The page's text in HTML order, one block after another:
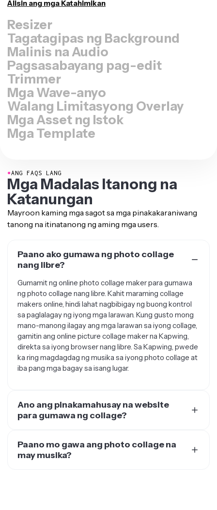
I-resize ang Video
Tagatagipas ng Background
Malinis na Audio
Pagsasabayang pag-edit
Trimmer
Mga Wave-anyo
Walang Limitasyong Overlay
Mga Asset ng Istok
Mga Template
Mga Madalas Itanong na
Katanungan
Mayroon kaming mga sagot sa mga pinakakaraniwang
tanong na itinatanong ng aming mga users.
nang libre?
ng photo collage nang libre. Kahit maraming collage
makers online, hindi lahat nagbibigay ng buong kontrol
sa paglalagay ng iyong mga larawan. Kung gusto mong
mano-manong ilagay ang mga larawan sa iyong collage,
gamitin ang online picture collage maker na Kapwing,
direkta sa iyong browser nang libre. Sa Kapwing, pwede
ka ring magdagdag ng musika sa iyong photo collage at
iba pang mga bagay sa isang lugar.
para gumawa ng collage?
3,300+ na mga review. May mahigit sa 75 iba't ibang
tool, Kapwing ang pinakamahusay na website para
may musika?